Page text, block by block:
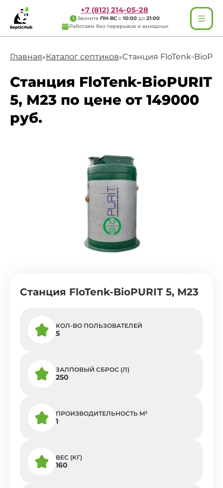
+7 (812) 214-05-28
Звоните ПН-ВС с 10:00 до 21:00
Работаем без перерывов и выходных
Главная»Каталог септиков»Cтанция FloTenk-
Cтанция FloTenk-BioPURIT
5, М23 по цене от 149000
руб.
Cтанция FloTenk-BioPURIT 5, М23
КОЛ-ВО ПОЛЬЗОВАТЕЛЕЙ
5
ЗАЛПОВЫЙ СБРОС (Л)
250
ПРОИЗВОДИТЕЛЬНОСТЬ M³
1
ВЕС (КГ)
160